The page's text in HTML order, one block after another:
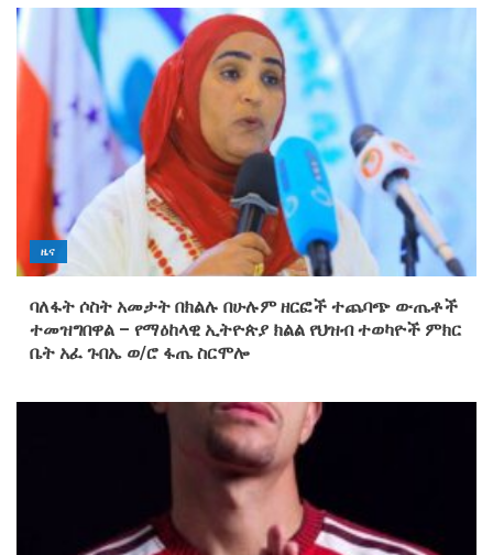
ዜና
ባለፋት ሶስት አመታት በክልሉ በሁሉም ዘርፎች ተጨባጭ ውጤቶች
ተመዝግበዋል – የማዕከላዊ ኢትዮጵያ ክልል የህዝብ ተወካዮች ምክር
ቤት አፈ ጉበኤ ወ/ሮ ፋጤ ስርሞሎ